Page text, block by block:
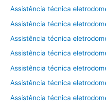
Assistência técnica
Assistência técnica
Assistência técnica
Assistência técnica
Assistência técnica
Assistência técnica
Assistência técnica